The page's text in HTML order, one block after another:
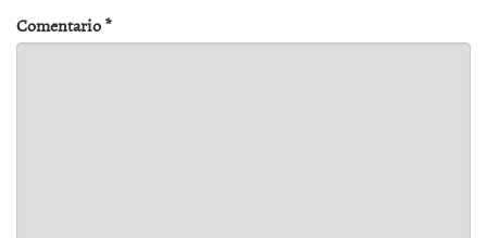
Comentario*